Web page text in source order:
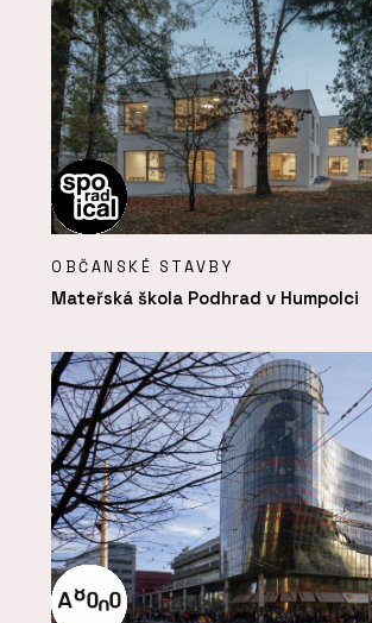
OBČANSKÉ STAVBY
Mateřská škola Podhrad v Humpolci